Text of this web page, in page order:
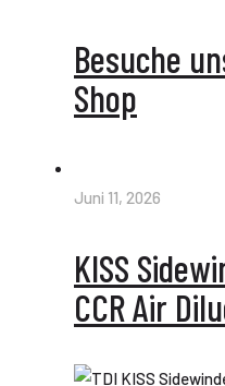
Besuche
Shop
Juni 11, 2026
KISS
CCR Air